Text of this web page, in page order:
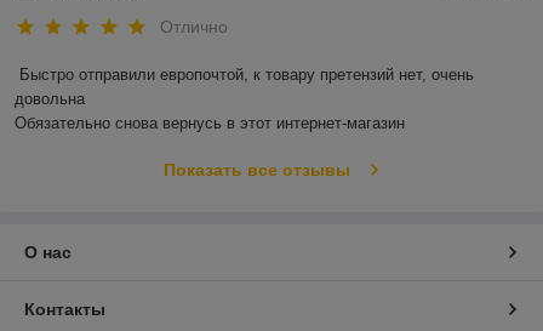
Отлично
Быстро отправили европочтой, к товару претензий нет, очень
довольна
Обязательно снова вернусь в этот интернет-магазин
Показать все отзывы
О нас
Контакты